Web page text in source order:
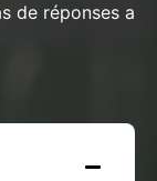
de réponses a